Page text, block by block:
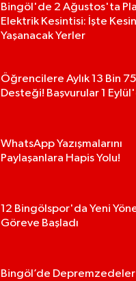
Bingöl'de 2 Ağustos'ta
Elektrik Kesintisi: İşte
Yaşanacak Yerler
Öğrencilere Aylık 13 Bin
Desteği! Başvurular 1
WhatsApp Yazışmalarını
Paylaşanlara Hapis Yolu!
12 Bingölspor'da Yeni
Göreve Başladı
Bingöl’de Depremzedeler